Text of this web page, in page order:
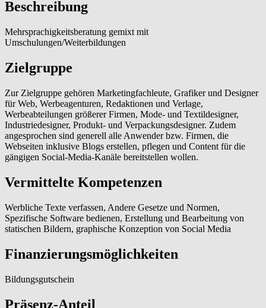
Beschreibung
Mehrsprachigkeitsberatung gemixt mit
Umschulungen/Weiterbildungen
Zielgruppe
Zur Zielgruppe gehören Marketingfachleute, Grafiker und Designer
für Web, Werbeagenturen, Redaktionen und Verlage,
Werbeabteilungen größerer Firmen, Mode- und Textildesigner,
Industriedesigner, Produkt- und Verpackungsdesigner. Zudem
angesprochen sind generell alle Anwender bzw. Firmen, die
Webseiten inklusive Blogs erstellen, pflegen und Content für die
gängigen Social-Media-Kanäle bereitstellen wollen.
Vermittelte Kompetenzen
Werbliche Texte verfassen, Andere Gesetze und Normen,
Spezifische Software bedienen, Erstellung und Bearbeitung von
statischen Bildern, graphische Konzeption von Social Media
Finanzierungsmöglichkeiten
Bildungsgutschein
Präsenz-Anteil